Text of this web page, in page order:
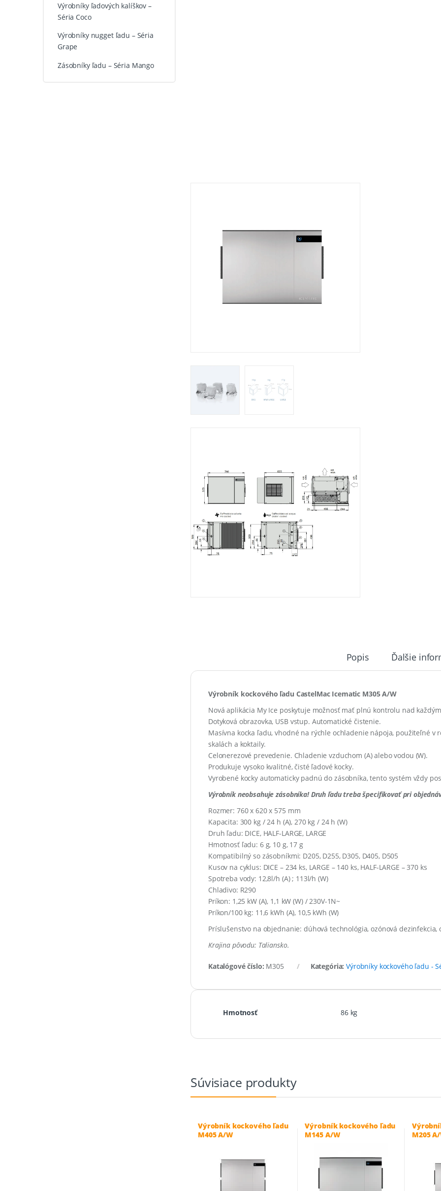
Popis Ďalšie
Výrobník kockového ľadu CastelMac Icematic M305 A/W
Nová aplikácia My Ice poskytuje možnosť mať plnú kontrolu nad
Dotyková obrazovka, USB vstup. Automatické čistenie.
Masívna kocka ľadu, vhodné na rýchle ochladenie nápoja, použiteľné v
skalách a koktaily.
Celonerezové prevedenie. Chladenie vzduchom (A) alebo vodou (W).
Produkuje vysoko kvalitné, čisté ľadové kocky.
Vyrobené kocky automaticky padnú do zásobníka, tento systém vždy
Výrobník neobsahuje zásobníka! Druh ľadu treba špecifikovať pri
Rozmer: 760 x 620 x 575 mm
Kapacita: 300 kg / 24 h (A), 270 kg / 24 h (W)
Druh ľadu: DICE, HALF-LARGE, LARGE
Hmotnosť ľadu: 6 g, 10 g, 17 g
Kompatibilný so zásobníkmi: D205, D255, D305, D405, D505
Kusov na cyklus: DICE – 234 ks, LARGE – 140 ks, HALF-LARGE – 370 ks
Spotreba vody: 12,8l/h (A) ; 113l/h (W)
Chladivo: R290
Príkon: 1,25 kW (A), 1,1 kW (W) / 230V-1N~
Príkon/100 kg: 11,6 kWh (A), 10,5 kWh (W)
Príslušenstvo na objednanie: dúhová technológia, ozónová dezinfekcia,
Krajina pôvodu: Taliansko.
Katalógové číslo: M305 Kategória:Výrobníky kockového ľadu -
Hmotnosť 86 kg
Súvisiace produkty
Výrobník kockového ľadu
M405 A/W
Výrobník kockového ľadu
M145 A/W
M205
Výrobníky ľadových kalíškov –
Séria Coco
Výrobníky nugget ľadu – Séria
Grape
Zásobníky ľadu – Séria Mango